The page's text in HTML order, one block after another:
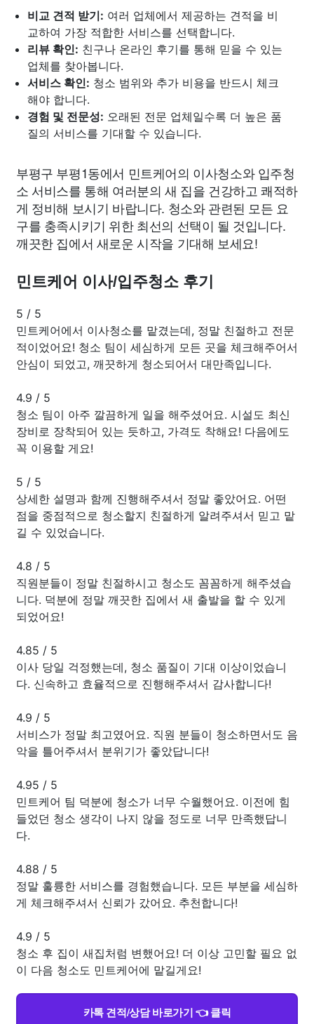
비교 견적 받기: 여러 업체에서 제공하는 견적을 비
교하여 가장 적합한 서비스를 선택합니다.
리뷰 확인: 친구나 온라인 후기를 통해 믿을 수 있는
업체를 찾아봅니다.
서비스 확인: 청소 범위와 추가 비용을 반드시 체크
해야 합니다.
경험 및 전문성: 오래된 전문 업체일수록 더 높은 품
질의 서비스를 기대할 수 있습니다.
부평구 부평1동에서 민트케어의 이사청소와 입주청
소 서비스를 통해 여러분의 새 집을 건강하고 쾌적하
게 정비해 보시기 바랍니다. 청소와 관련된 모든 요
구를 충족시키기 위한 최선의 선택이 될 것입니다.
깨끗한 집에서 새로운 시작을 기대해 보세요!
민트케어 이사/입주청소 후기
5 / 5
민트케어에서 이사청소를 맡겼는데, 정말 친절하고 전문
적이었어요! 청소 팀이 세심하게 모든 곳을 체크해주어서
안심이 되었고, 깨끗하게 청소되어서 대만족입니다.
4.9 / 5
청소 팀이 아주 깔끔하게 일을 해주셨어요. 시설도 최신
장비로 장착되어 있는 듯하고, 가격도 착해요! 다음에도
꼭 이용할 게요!
5 / 5
상세한 설명과 함께 진행해주셔서 정말 좋았어요. 어떤
점을 중점적으로 청소할지 친절하게 알려주셔서 믿고 맡
길 수 있었습니다.
4.8 / 5
직원분들이 정말 친절하시고 청소도 꼼꼼하게 해주셨습
니다. 덕분에 정말 깨끗한 집에서 새 출발을 할 수 있게
되었어요!
4.85 / 5
이사 당일 걱정했는데, 청소 품질이 기대 이상이었습니
다. 신속하고 효율적으로 진행해주셔서 감사합니다!
4.9 / 5
서비스가 정말 최고였어요. 직원 분들이 청소하면서도 음
악을 틀어주셔서 분위기가 좋았답니다!
4.95 / 5
민트케어 팀 덕분에 청소가 너무 수월했어요. 이전에 힘
들었던 청소 생각이 나지 않을 정도로 너무 만족했답니
다.
4.88 / 5
정말 훌륭한 서비스를 경험했습니다. 모든 부분을 세심하
게 체크해주셔서 신뢰가 갔어요. 추천합니다!
4.9 / 5
청소 후 집이 새집처럼 변했어요! 더 이상 고민할 필요 없
이 다음 청소도 민트케어에 맡길게요!
카톡 견적/상담 바로가기 👈 클릭